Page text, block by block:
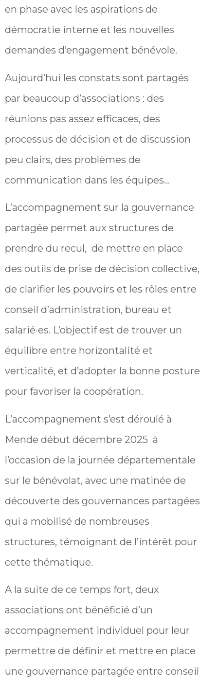
en phase avec les aspirations de
démocratie interne et les nouvelles
demandes d’engagement bénévole.
Aujourd’hui les constats sont partagés
par beaucoup d’associations : des
réunions pas assez efficaces, des
processus de décision et de discussion
peu clairs, des problèmes de
communication dans les équipes…
L’accompagnement sur la gouvernance
partagée permet aux structures de
prendre du recul, de mettre en place
des outils de prise de décision collective,
de clarifier les pouvoirs et les rôles entre
conseil d’administration, bureau et
salarié·es. L’objectif est de trouver un
équilibre entre horizontalité et
verticalité, et d’adopter la bonne posture
pour favoriser la coopération.
L’accompagnement s’est déroulé à
Mende début décembre 2025 à
l’occasion de la journée départementale
sur le bénévolat, avec une matinée de
découverte des gouvernances partagées
qui a mobilisé de nombreuses
structures, témoignant de l’intérêt pour
cette thématique.
A la suite de ce temps fort, deux
associations ont bénéficié d’un
accompagnement individuel pour leur
permettre de définir et mettre en place
une gouvernance partagée entre conseil